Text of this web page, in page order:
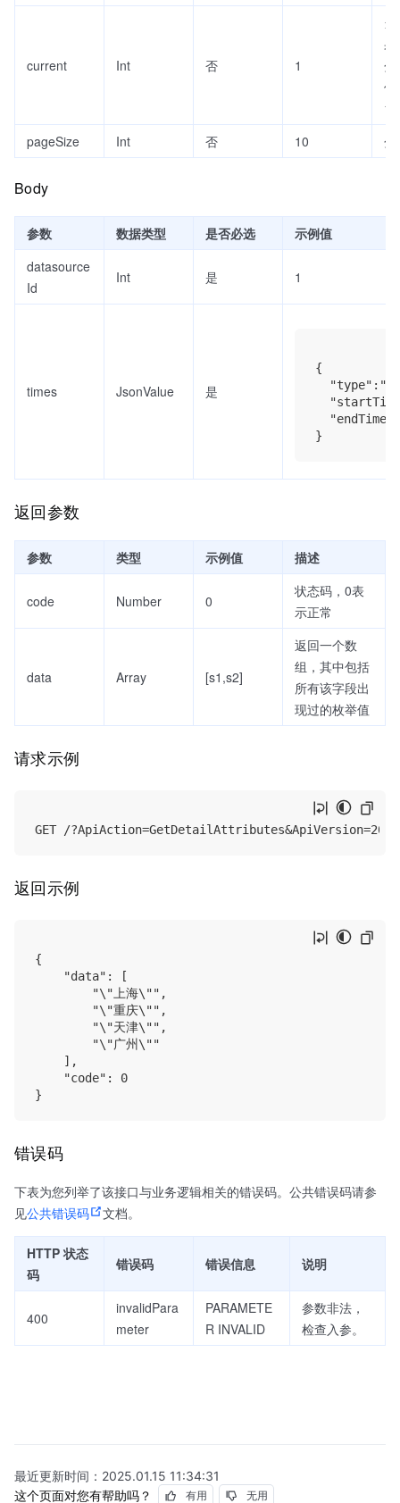
current Int 否 1
果
分
传
pageSize
Int 否 10 分
Body
参数 数据类型 是否必选
示例值
datasource
Id
Int 是 1
times JsonValue 是
{
返回参数
参数 类型 示例值 描述
code Number 0
状态码，0表
示正常
data Array [s1,s2]
返回一个数
组，其中包括
所有该字段出
现过的枚举值
请求示例
返回示例
{
    "data": [
        "\"上海\"",
        "\"重庆\"",
        "\"天津\"",
        "\"广州\""
    ],
    "code": 0
错误码
下表为您列举了该接口与业务逻辑相关的错误码。公共错误码请参
见公共错误码 文档。
HTTP 状态
码
错误码 错误信息 说明
400
invalidPara
meter
PARAMETE
R INVALID
参数非法，
检查入参。
最近更新时间： 2025.01.15 11:34:31
这个页面对您有帮助吗？
有用 无用